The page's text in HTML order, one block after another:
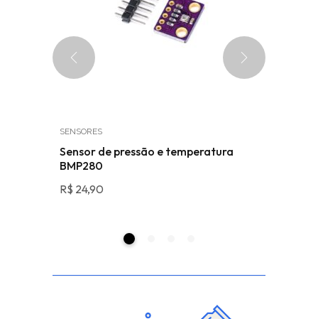
SENSORES
Sensor de pressão e temperatura
BMP280
R$ 24,90